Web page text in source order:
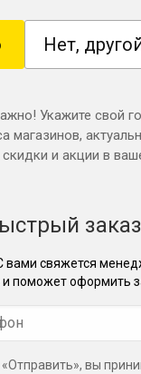
Нет,
Укажите свой
магазинов,
и акции в
заказ
вами свяжется
и поможет оформить
вы